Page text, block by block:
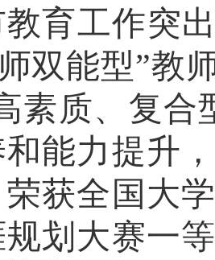
育工作突
双能型”教
素质、复合
和能力提升
获全国大
划大赛一